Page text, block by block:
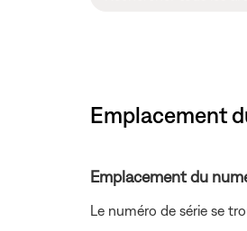
Emplacement
Emplacement du
Le numéro de série se